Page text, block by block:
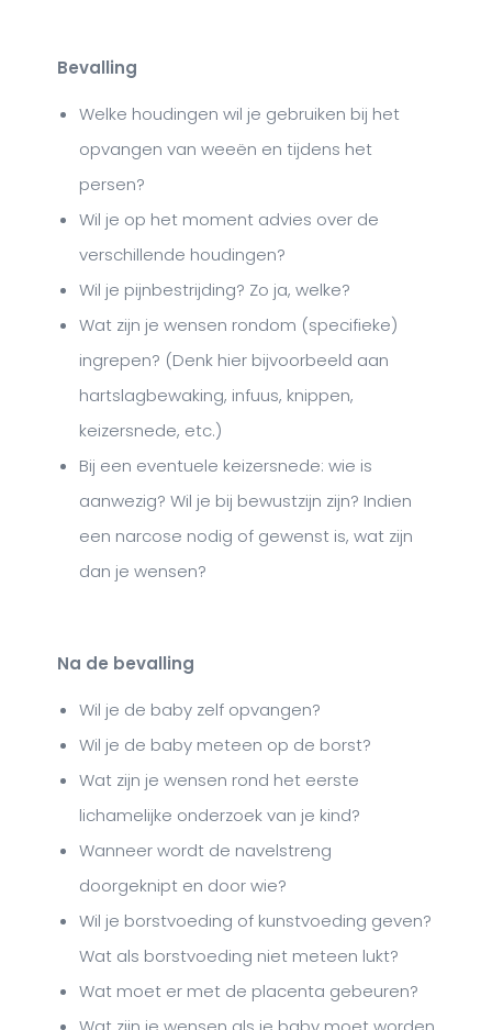
Bevalling
Welke houdingen wil je gebruiken bij het
opvangen van weeën en tijdens het
persen?
Wil je op het moment advies over de
verschillende houdingen?
Wil je pijnbestrijding? Zo ja, welke?
Wat zijn je wensen rondom (specifieke)
ingrepen? (Denk hier bijvoorbeeld aan
hartslagbewaking, infuus, knippen,
keizersnede, etc.)
Bij een eventuele keizersnede: wie is
aanwezig? Wil je bij bewustzijn zijn? Indien
een narcose nodig of gewenst is, wat zijn
dan je wensen?
Na de bevalling
Wil je de baby zelf opvangen?
Wil je de baby meteen op de borst?
Wat zijn je wensen rond het eerste
lichamelijke onderzoek van je kind?
Wanneer wordt de navelstreng
doorgeknipt en door wie?
Wil je borstvoeding of kunstvoeding geven?
Wat als borstvoeding niet meteen lukt?
Wat moet er met de placenta gebeuren?